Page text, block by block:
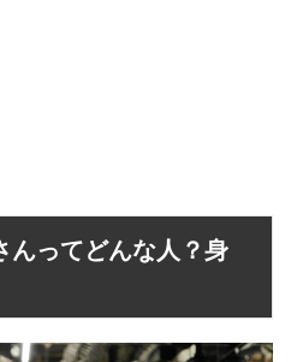
んってどんな人？身